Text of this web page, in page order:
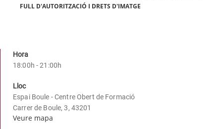
FULL D'AUTORITZACIÓ I DRETS D'IMATGE
Hora
18:00h - 21:00h
Lloc
Espai Boule - Centre Obert de Formació
Carrer de Boule, 3, 43201
Veure mapa